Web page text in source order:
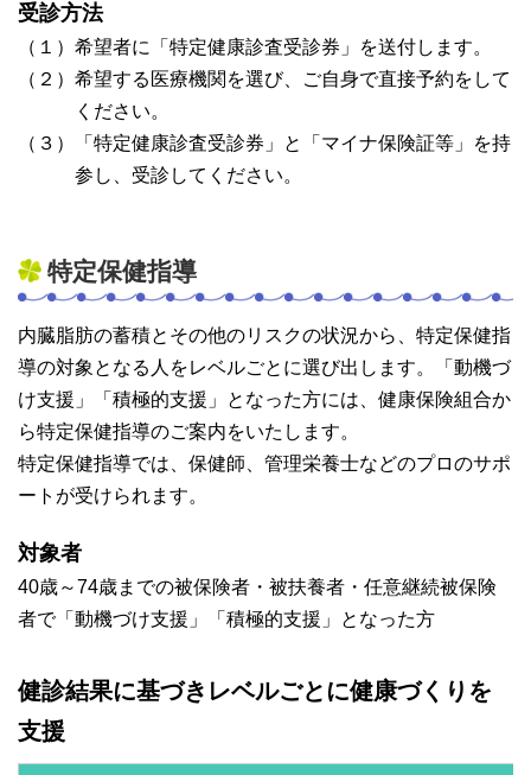
受診方法
（１）希望者に「特定健康診査受診券」を送付します。
（２）希望する医療機関を選び、ご自身で直接予約をして
ください。
（３）「特定健康診査受診券」と「マイナ保険証等」を持
参し、受診してください。
特定保健指導
内臓脂肪の蓄積とその他のリスクの状況から、特定保健指
導の対象となる人をレベルごとに選び出します。「動機づ
け支援」「積極的支援」となった方には、健康保険組合か
ら特定保健指導のご案内をいたします。
特定保健指導では、保健師、管理栄養士などのプロのサポ
ートが受けられます。
対象者
40歳～74歳までの被保険者・被扶養者・任意継続被保険
者で「動機づけ支援」「積極的支援」となった方
健診結果に基づきレベルごとに健康づくりを
支援